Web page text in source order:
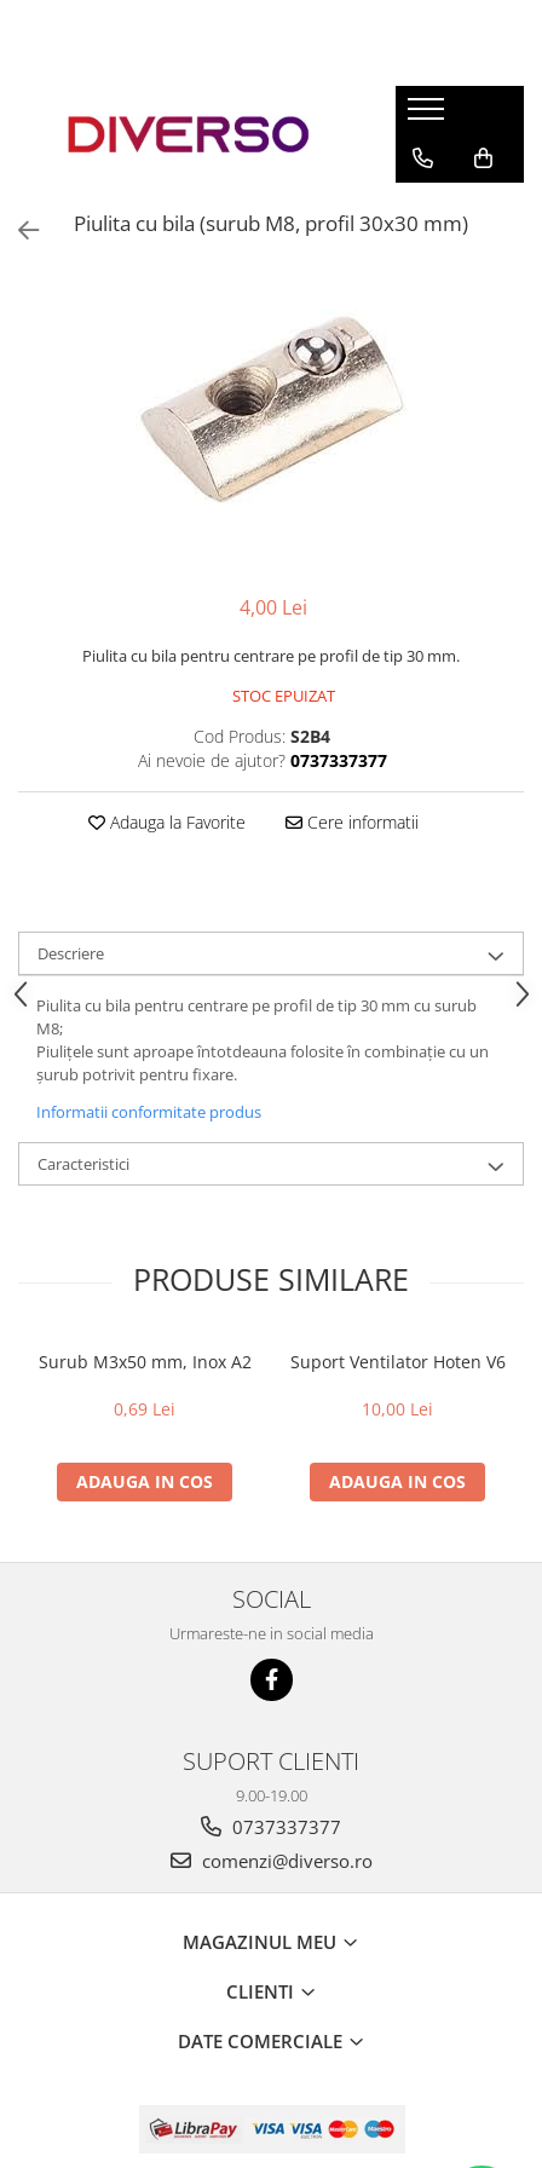
ASA
MULTIMATERIAL
Piulita cu bila (surub M8, profil 30x30 mm)
4,00 Lei
Piulita cu bila pentru centrare pe profil de tip 30 mm.
STOC EPUIZAT
Cod Produs: S2B4
Ai nevoie de ajutor? 0737337377
Adauga la Favorite Cere informatii
Descriere
Piulita cu bila pentru centrare pe profil de tip 30 mm cu surub
M8;
Piulițele sunt aproape întotdeauna folosite în combinație cu un
șurub potrivit pentru fixare.
Informatii conformitate produs
Caracteristici
PRODUSE SIMILARE
Surub M3x50 mm, Inox A2
0,69 Lei
ADAUGA IN COS
Suport Ventilator Hoten V6
10,00 Lei
ADAUGA IN COS
SOCIAL
Urmareste-ne in social media
SUPORT CLIENTI
9.00-19.00
0737337377
comenzi@diverso.ro
MAGAZINUL MEU
CLIENTI
DATE COMERCIALE